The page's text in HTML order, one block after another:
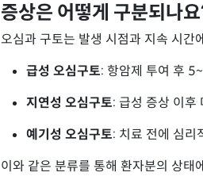
증상은 어떻게 구분되나
오심과 구토는 발생 시점과 지속 시간
급성 오심구토: 항암제 투여 후
지연성 오심구토: 급성 증상 이후
예기성 오심구토: 치료 전에 심리
이와 같은 분류를 통해 환자분의 상태